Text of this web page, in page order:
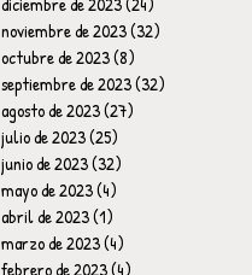
noviembre de 2023(32)
octubre de 2023(8)
septiembre de 2023(32)
agosto de 2023(27)
julio de 2023(25)
junio de 2023(32)
mayo de 2023(4)
abril de 2023(1)
marzo de 2023(4)
febrero de 2023(4)